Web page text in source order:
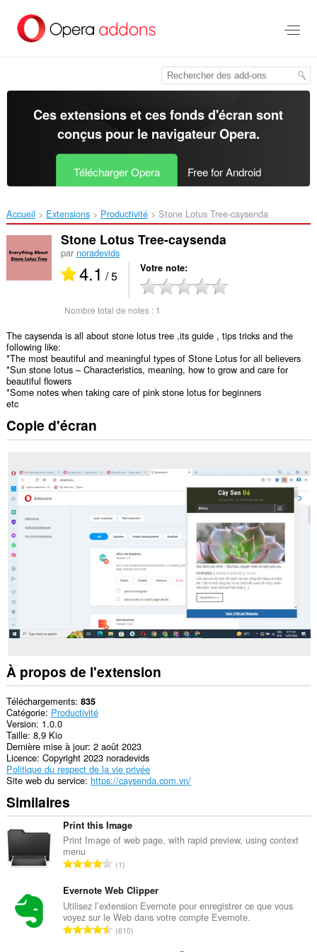
contenu
Ces extensions et ces fonds d'écran sont
conçus pour le navigateur Opera.
Télécharger Opera Free for Android
Accueil Extensions Productivité Stone Lotus Tree-caysenda‎
Stone Lotus Tree-caysenda
par noradevids
4.1 / 5 Votre note
Nombre total de notes : 1
The caysenda is all about stone lotus tree ,its guide , tips tricks and the
following like:
*The most beautiful and meaningful types of Stone Lotus for all believers
*Sun stone lotus – Characteristics, meaning, how to grow and care for
beautiful flowers
*Some notes when taking care of pink stone lotus for beginners
etc
Copie d'écran
À propos de l'extension
Téléchargements 835
Catégorie Productivité
Version 1.0.0
Taille 8,9 Kio
Dernière mise à jour 2 août 2023
Licence Copyright 2023 noradevids
Politique du respect de la vie privée
Site web du service https://caysenda.com.vn/
Similaires
Print this Image
Print Image of web page, with rapid preview, using context
menu
N
m
b
r
e
1
Evernote Web Clipper
Utilisez l’extension Evernote pour enregistrer ce que vous
voyez sur le Web dans votre compte Evernote.
N610